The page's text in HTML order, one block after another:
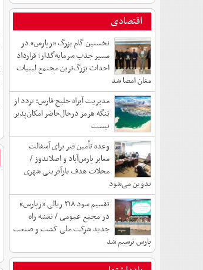
اقتصادی
نخستین گام بزرگ «زپارس» در
مسیر جذب سرمایه‌گذار؛ قرارداد
احداث بزرگ‌ترین مجتمع لبنیات
مغان امضا شد
مدیریت آبراه خلیج فارس: تردد از
تنگه هرمز درحال‌حاضر امکان‌پذیر
نیست
وعده تأمین قیر برای آسفالت
معابر پارس‌آباد و اصلاندوز /
محلات هدف بازآفرینی شهری
تدوین می‌شود
تقسیم سود ۲۱۸ ریالی «زپارس»
در مجمع عمومی / نقشه راه
جدید شرکت ملی کشت و صنعت
پارس ترسیم شد